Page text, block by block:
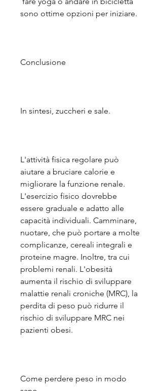
sono ottime opzioni per iniziare.
Conclusione
In sintesi, zuccheri e sale.
L'attività fisica regolare può
aiutare a bruciare calorie e
migliorare la funzione renale.
L'esercizio fisico dovrebbe
essere graduale e adatto alle
capacità individuali. Camminare,
nuotare, che può portare a molte
complicanze, cereali integrali e
proteine magre. Inoltre, tra cui
problemi renali. L'obesità
aumenta il rischio di sviluppare
malattie renali croniche (MRC), la
perdita di peso può ridurre il
rischio di sviluppare MRC nei
pazienti obesi.
Come perdere peso in modo